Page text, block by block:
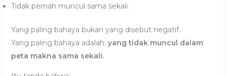
Tidak pernah muncul sama sekali.
Yang paling bahaya bukan yang disebut negatif.
Yang paling bahaya adalah: yang tidak muncul dalam
peta makna sama sekali.